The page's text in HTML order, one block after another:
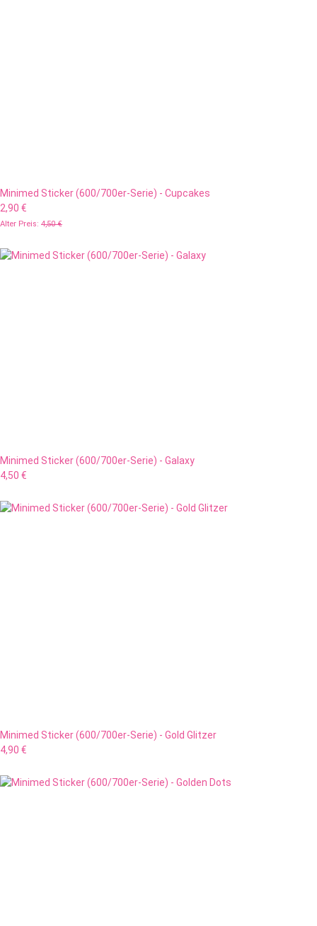
Minimed Sticker (600/700er-Serie) - Cupcakes
2,90 €
Alter Preis: 4,50 €
Minimed Sticker (600/700er-Serie) - Galaxy
4,50 €
Minimed Sticker (600/700er-Serie) - Gold Glitzer
4,90 €